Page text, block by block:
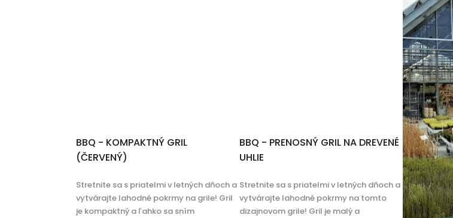
BBQ - KOMPAKTNÝ GRIL
(ČERVENÝ)
Stretnite sa s priatelmi v letných dňoch a
vytvárajte lahodné pokrmy na grile! Gril
je kompaktný a ľahko sa sním
BBQ - PRENOSNÝ GRIL NA DREVENÉ
UHLIE
Stretnite sa s priatelmi v letných dňoch a
vytvárajte lahodné pokrmy na tomto
dizajnovom grile! Gril je malý a